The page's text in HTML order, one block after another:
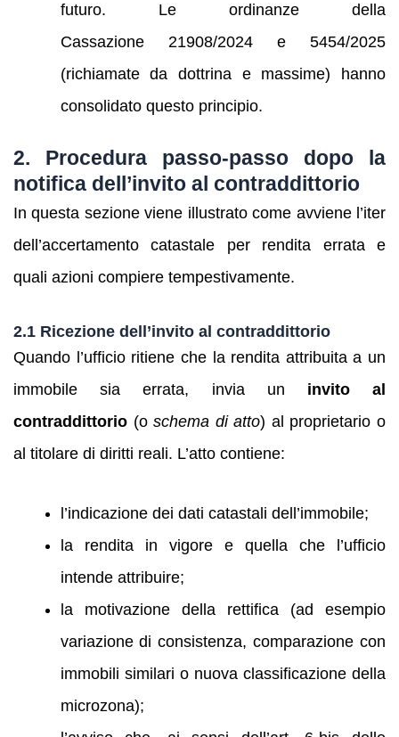
futuro. Le ordinanze della
Cassazione 21908/2024 e 5454/2025
(richiamate da dottrina e massime) hanno
consolidato questo principio.
2. Procedura passo‑passo dopo la
notifica dell’invito al contraddittorio
In questa sezione viene illustrato come avviene l’iter
dell’accertamento catastale per rendita errata e
quali azioni compiere tempestivamente.
2.1 Ricezione dell’invito al contraddittorio
Quando l’ufficio ritiene che la rendita attribuita a un
immobile sia errata, invia un invito al
contraddittorio (oschema di atto) al proprietario o
al titolare di diritti reali. L’atto contiene:
l’indicazione dei dati catastali dell’immobile;
la rendita in vigore e quella che l’ufficio
intende attribuire;
la motivazione della rettifica (ad esempio
variazione di consistenza, comparazione con
immobili similari o nuova classificazione della
microzona);